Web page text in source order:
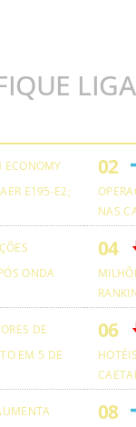
ECONOMY
E195-E2;
NAS
ONDA
DE
EM 5 DE